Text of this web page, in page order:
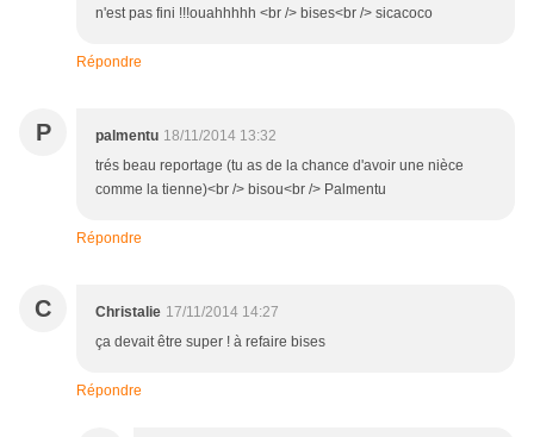
n'est pas fini !!!ouahhhhh <br /> bises<br /> sicacoco
Répondre
P palmentu 18/11/2014 13:32
trés beau reportage (tu as de la chance d'avoir une nièce
comme la tienne)<br /> bisou<br /> Palmentu
Répondre
C Christalie 17/11/2014 14:27
ça devait être super ! à refaire bises
Répondre